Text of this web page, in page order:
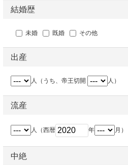
結婚歴
未婚 既婚 その他
出産
人（うち、帝王切開 人）
流産
人（西暦 年 月）
中絶